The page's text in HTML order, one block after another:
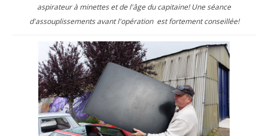
aspirateur à minettes et de l'âge du capitaine! Une séance
d'assouplissements avant l'opération est fortement conseillée!